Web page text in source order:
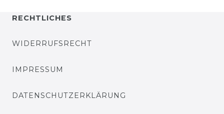
RECHTLICHES
WIDERRUFSRECHT
IMPRESSUM
DATENSCHUTZERKLÄRUNG